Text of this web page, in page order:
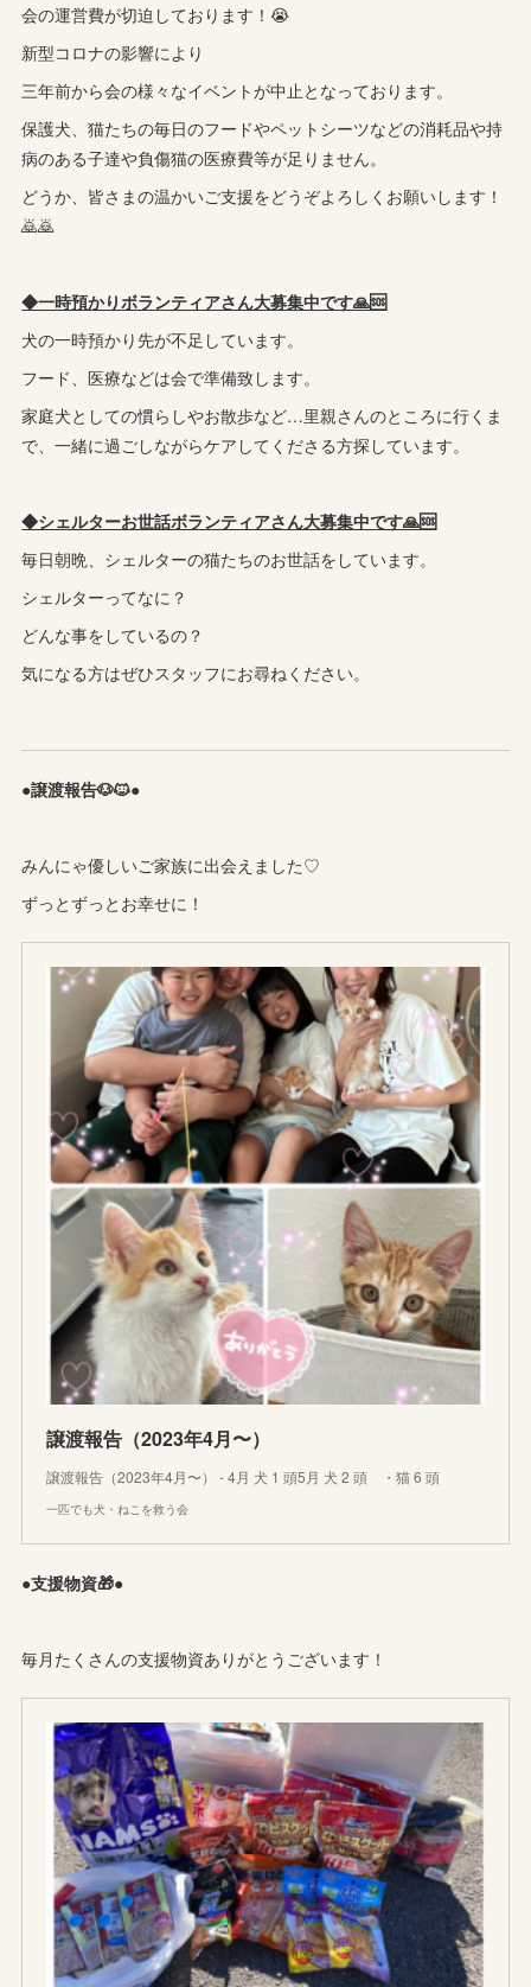
会の運営費が切迫しております！😭
新型コロナの影響により
三年前から会の様々なイベントが中止となっております。
保護犬、猫たちの毎日のフードやペットシーツなどの消耗品や持
病のある子達や負傷猫の医療費等が足りません。
どうか、皆さまの温かいご支援をどうぞよろしくお願いします！
🙇🙇
◆一時預かりボランティアさん大募集中です🙏🆘
犬の一時預かり先が不足しています。
フード、医療などは会で準備致します。
家庭犬としての慣らしやお散歩など…里親さんのところに行くま
で、一緒に過ごしながらケアしてくださる方探しています。
◆シェルターお世話ボランティアさん大募集中です🙏🆘️
毎日朝晩、シェルターの猫たちのお世話をしています。
シェルターってなに？
どんな事をしているの？
気になる方はぜひスタッフにお尋ねください。
●譲渡報告🐶🐱●
みんにゃ優しいご家族に出会えました♡
ずっとずっとお幸せに！
譲渡報告（2023年4月〜）
譲渡報告（2023年4月〜） - 4月 犬 1 頭5月 犬 2 頭 ・猫 6 頭
一匹でも犬・ねこを救う会
●支援物資🎁●
毎月たくさんの支援物資ありがとうございます！